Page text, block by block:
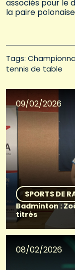
associés pour le
la paire
Tags:
tennis de table
09/02/2026
SPORTS DE
Badminton :
titrés
08/02/2026